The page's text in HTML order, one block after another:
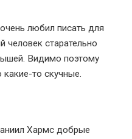
любил писать для
человек старательно
Видимо поэтому
какие-то скучные.
Хармс добрые